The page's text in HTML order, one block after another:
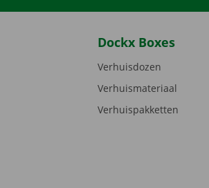
Dockx Boxes
Verhuisdozen
Verhuismateriaal
Verhuispakketten